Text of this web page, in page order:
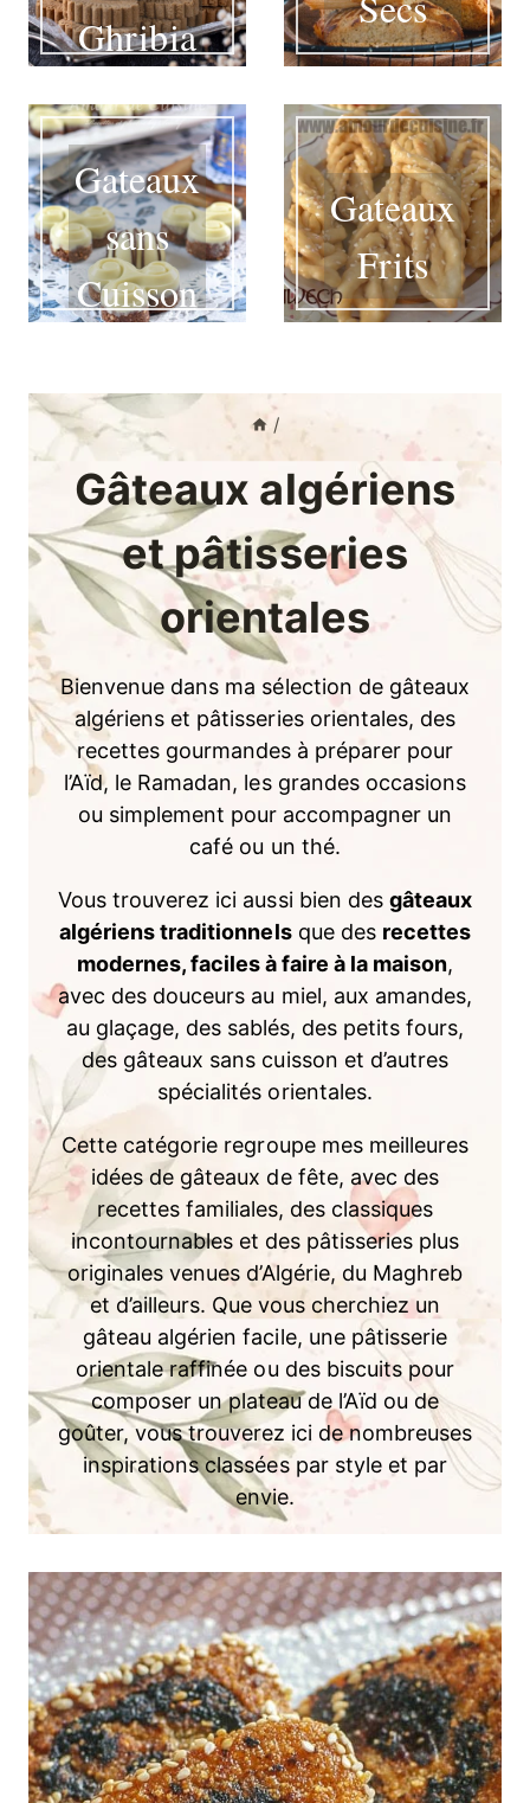
Ghribia
Gateaux
sans
Cuisson
Gateaux
Frits
/
Gâteaux algériens
et pâtisseries
orientales
Bienvenue dans ma sélection de gâteaux
algériens et pâtisseries orientales, des
recettes gourmandes à préparer pour
l’Aïd, le Ramadan, les grandes occasions
ou simplement pour accompagner un
café ou un thé.
Vous trouverez ici aussi bien des gâteaux
algériens traditionnelsque des recettes
modernes, faciles à faire à la maison,
avec des douceurs au miel, aux amandes,
au glaçage, des sablés, des petits fours,
des gâteaux sans cuisson et d’autres
spécialités orientales.
Cette catégorie regroupe mes meilleures
idées de gâteaux de fête, avec des
recettes familiales, des classiques
incontournables et des pâtisseries plus
originales venues d’Algérie, du Maghreb
et d’ailleurs. Que vous cherchiez un
gâteau algérien facile, une pâtisserie
orientale raffinée ou des biscuits pour
composer un plateau de l’Aïd ou de
goûter, vous trouverez ici de nombreuses
inspirations classées par style et par
envie.